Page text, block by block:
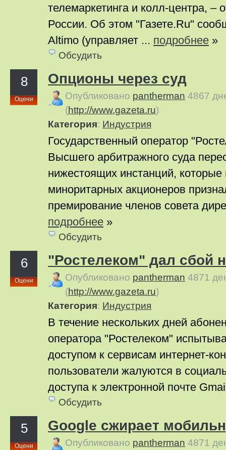
телемаркетинга и колл-центра, –
России. Об этом "Газете.Ru"
Altimo (управляет ... подробнее »
Обсудить
8
Оцени
Опционы через суд
Опубликовано pantherman 4867
(http://www.gazeta.ru)
Категория: Индустрия
Государственный оператор
Высшего арбитражного суда
нижестоящих инстанций, которые
миноритарных акционеров
премирование членов совета
подробнее »
Обсудить
6
Оцени
"Ростелеком" дал сбой
Опубликовано pantherman 4871
(http://www.gazeta.ru)
Категория: Индустрия
В течение нескольких дней
оператора "Ростелеком"
доступом к сервисам интернет-
пользователи жалуются в
доступа к электронной почте
Обсудить
5
Оцени
Google сжирает
Опубликовано pantherman 4871